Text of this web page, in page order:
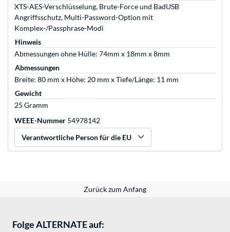
XTS-AES-Verschlüsselung, Brute-Force und BadUSB
Angriffsschutz, Multi-Password-Option mit
Komplex-/Passphrase-Modi
Hinweis
Abmessungen ohne Hülle: 74mm x 18mm x 8mm
Abmessungen
Breite: 80 mm x Höhe: 20 mm x Tiefe/Länge: 11 mm
Gewicht
25 Gramm
WEEE-Nummer 54978142
Verantwortliche Person für die EU
Zurück zum Anfang
Folge ALTERNATE auf: